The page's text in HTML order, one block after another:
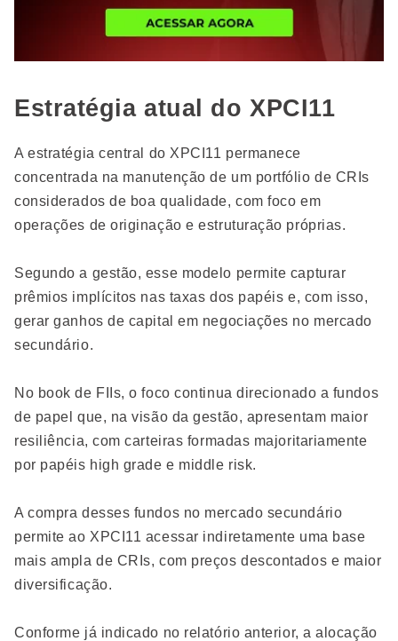
Estratégia atual do XPCI11
A estratégia central do XPCI11 permanece
concentrada na manutenção de um portfólio de CRIs
considerados de boa qualidade, com foco em
operações de originação e estruturação próprias.
Segundo a gestão, esse modelo permite capturar
prêmios implícitos nas taxas dos papéis e, com isso,
gerar ganhos de capital em negociações no mercado
secundário.
No book de FIIs, o foco continua direcionado a fundos
de papel que, na visão da gestão, apresentam maior
resiliência, com carteiras formadas majoritariamente
por papéis high grade e middle risk.
A compra desses fundos no mercado secundário
permite ao XPCI11 acessar indiretamente uma base
mais ampla de CRIs, com preços descontados e maior
diversificação.
Conforme já indicado no relatório anterior, a alocação